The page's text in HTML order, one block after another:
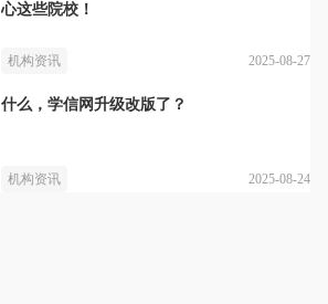
心这些院校！
机构资讯 2025-08-27
什么，学信网升级改版了？
机构资讯 2025-08-24